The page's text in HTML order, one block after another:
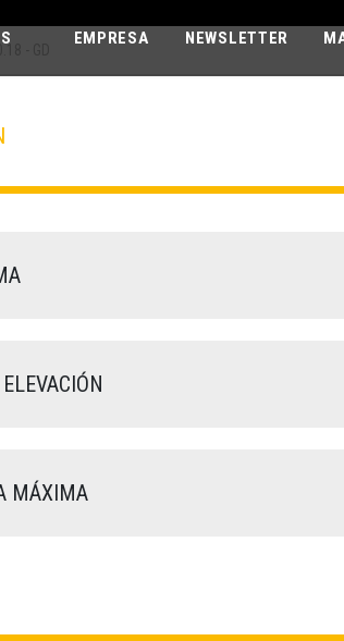
NEWSLETTER
EMPRESA
ICARUS
MÁXIMA